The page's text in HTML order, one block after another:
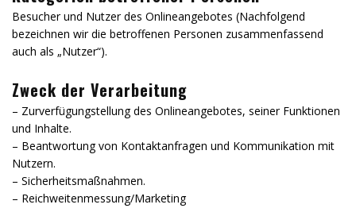
Besucher und Nutzer des Onlineangebotes (Nachfolgend
bezeichnen wir die betroffenen Personen zusammenfassend
auch als „Nutzer“).
Zweck der Verarbeitung
– Zurverfügungstellung des Onlineangebotes, seiner Funktionen
und Inhalte.
– Beantwortung von Kontaktanfragen und Kommunikation mit
Nutzern.
– Sicherheitsmaßnahmen.
– Reichweitenmessung/Marketing